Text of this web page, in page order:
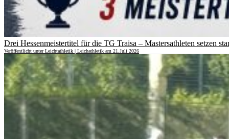
Drei Hessenmeistertitel für die TG Traisa – Mastersathleten setzen
Veröffentlicht unter Leichtathletik | Leichathletik am 21.Juli 2026